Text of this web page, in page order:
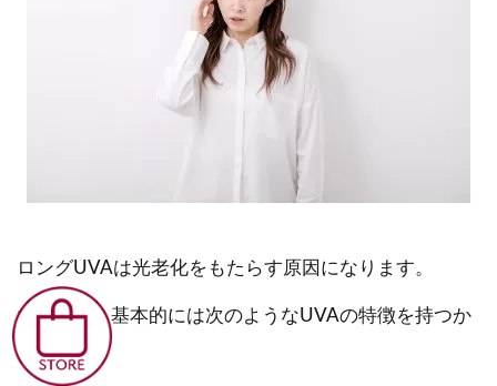
ロングUVAは光老化をもたらす原因になります。
なぜなら、基本的には次のようなUVAの特徴を持つか
らです。